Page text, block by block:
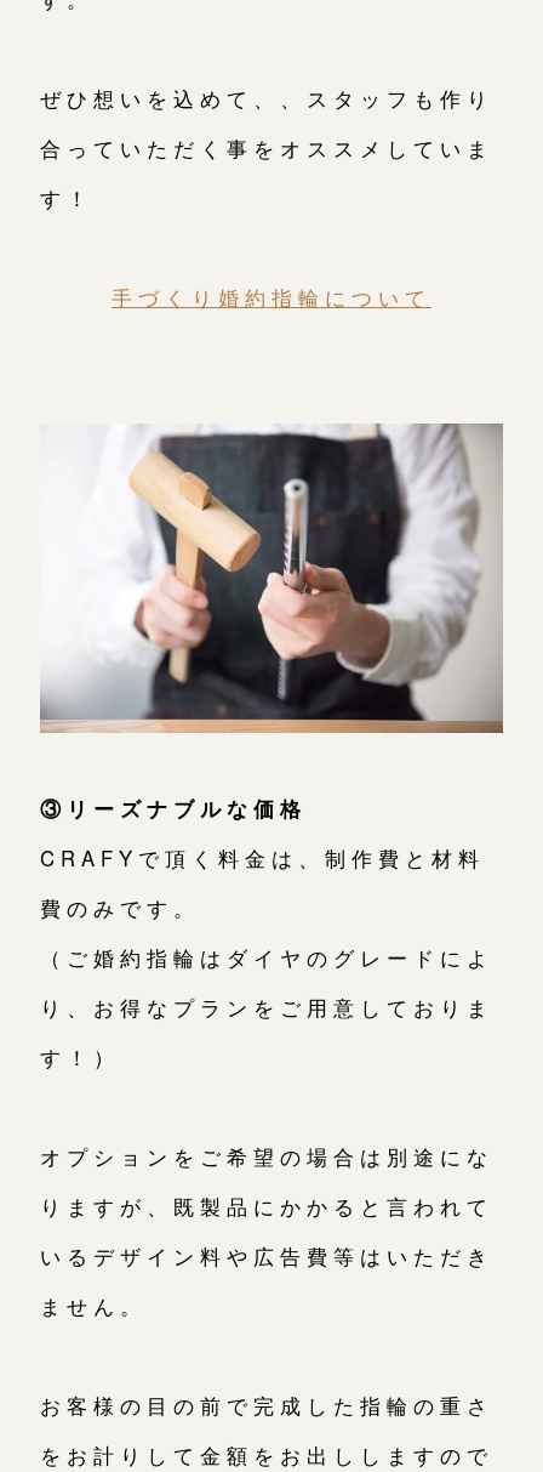
ぜひ想いを込めて、、スタッフも作り
合っていただく事をオススメしていま
す！
手づくり婚約指輪について
③リーズナブルな価格
CRAFYで頂く料金は、制作費と材料
費のみです。
（ご婚約指輪はダイヤのグレードによ
り、お得なプランをご用意しておりま
す！）
オプションをご希望の場合は別途にな
りますが、既製品にかかると言われて
いるデザイン料や広告費等はいただき
ません。
お客様の目の前で完成した指輪の重さ
をお計りして金額をお出ししますので